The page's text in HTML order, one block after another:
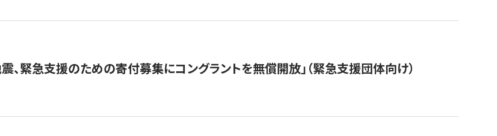
、緊急支援のための寄付募集にコングラントを無償開放」（緊急支援団体向け）